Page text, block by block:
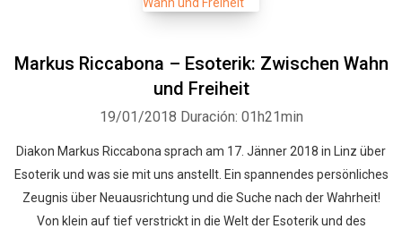
Markus Riccabona – Esoterik: Zwischen Wahn
und Freiheit
19/01/2018 Duración: 01h21min
Diakon Markus Riccabona sprach am 17. Jänner 2018 in Linz über
Esoterik und was sie mit uns anstellt. Ein spannendes persönliches
Zeugnis über Neuausrichtung und die Suche nach der Wahrheit!
Von klein auf tief verstrickt in die Welt der Esoterik und des